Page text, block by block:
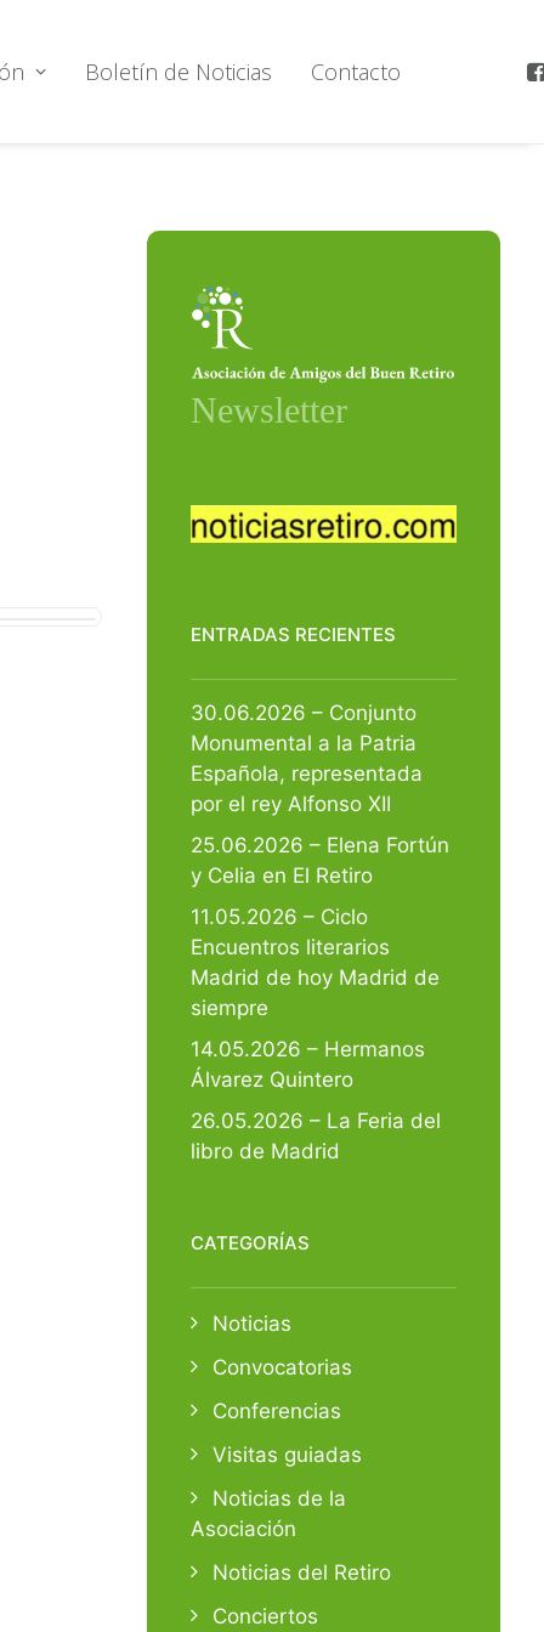
Boletín de Noticias Contacto
ENTRADAS RECIENTES
30.06.2026 – Conjunto
Monumental a la Patria
Española, representada
por el rey Alfonso XII
25.06.2026 – Elena Fortún
y Celia en El Retiro
11.05.2026 – Ciclo
Encuentros literarios
Madrid de hoy Madrid de
siempre
14.05.2026 – Hermanos
Álvarez Quintero
26.05.2026 – La Feria del
libro de Madrid
CATEGORÍAS
Noticias
Convocatorias
Conferencias
Visitas guiadas
Noticias de la
Asociación
Noticias del Retiro
Conciertos